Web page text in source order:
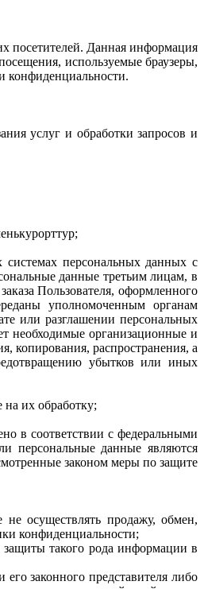
посетителей. Данная информация
используемые браузеры,
конфиденциальности.
услуг и обработки запросов и
персональных данных с
данные третьим лицам, в
Пользователя, оформленного
уполномоченным органам
или разглашении персональных
необходимые организационные и
копирования, распространения, а
убытков или иных
их обработку;
в соответствии с федеральными
персональные данные являются
законом меры по защите
не осуществлять продажу, обмен,
конфиденциальности;
защиты такого рода информации в
законного представителя либо